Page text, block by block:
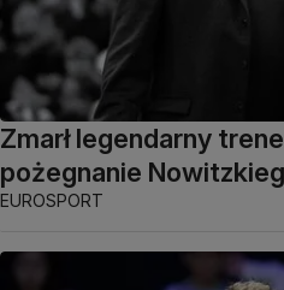
Zmarł legendarny
pożegnanie
EUROSPORT